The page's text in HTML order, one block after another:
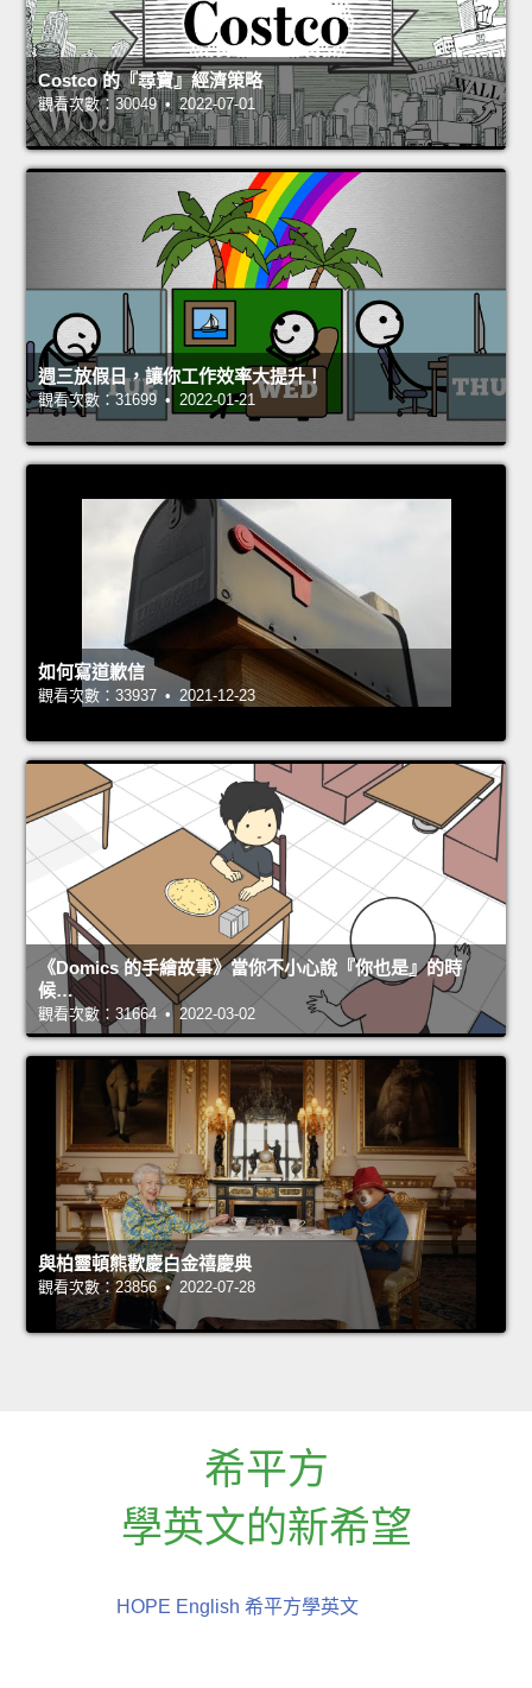
Costco 的『尋寶』經濟策略
觀看次數：30049 • 2022-07-01
週三放假日，讓你工作效率大提升！
觀看次數：31699 • 2022-01-21
如何寫道歉信
觀看次數：33937 • 2021-12-23
《Domics 的手繪故事》當你不小心說『你也是』的時
候…
觀看次數：31664 • 2022-03-02
與柏靈頓熊歡慶白金禧慶典
觀看次數：23856 • 2022-07-28
希平方
學英文的新希望
HOPE English 希平方學英文